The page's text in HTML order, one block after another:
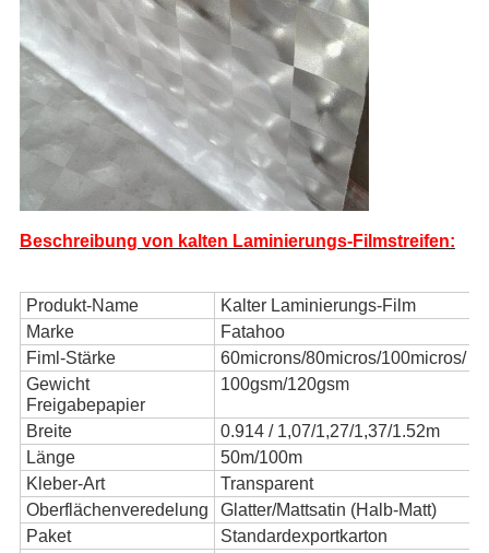
Beschreibung von kalten Laminierungs-Filmstreifen:
Produkt-Name
Kalter Laminierungs-Film
Marke
Fatahoo
Fiml-Stärke
60microns/80micros/100micros/
Gewicht
Freigabepapier
100gsm/120gsm
Breite
0.914 / 1,07/1,27/1,37/1.52m
Länge
50m/100m
Kleber-Art
Transparent
Oberflächenveredelung
Glatter/Mattsatin (Halb-Matt)
Paket
Standardexportkarton